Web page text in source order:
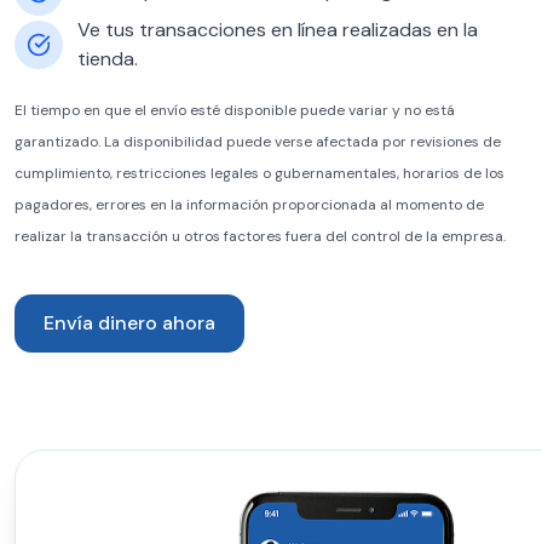
Ve tus transacciones en línea realizadas en la
tienda.
El tiempo en que el envío esté disponible puede variar y no está
garantizado. La disponibilidad puede verse afectada por revisiones de
cumplimiento, restricciones legales o gubernamentales, horarios de los
pagadores, errores en la información proporcionada al momento de
realizar la transacción u otros factores fuera del control de la empresa.
Envía dinero ahora